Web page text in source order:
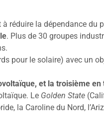
à réduire la dépendance du
. Plus de 30 groupes
pour le solaire) avec un
et la troisième en
Le Golden State
la Caroline du Nord,